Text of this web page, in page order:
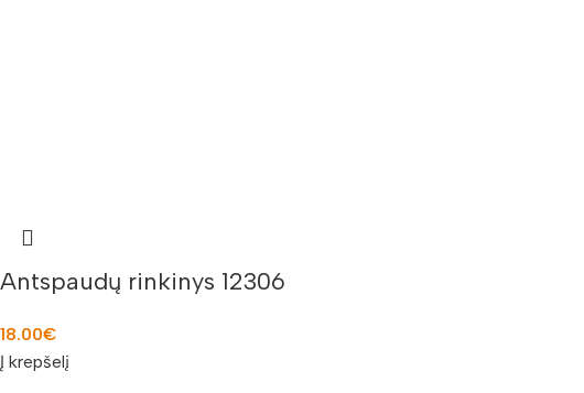
Antspaudų rinkinys 12306
18.00€
Į krepšelį